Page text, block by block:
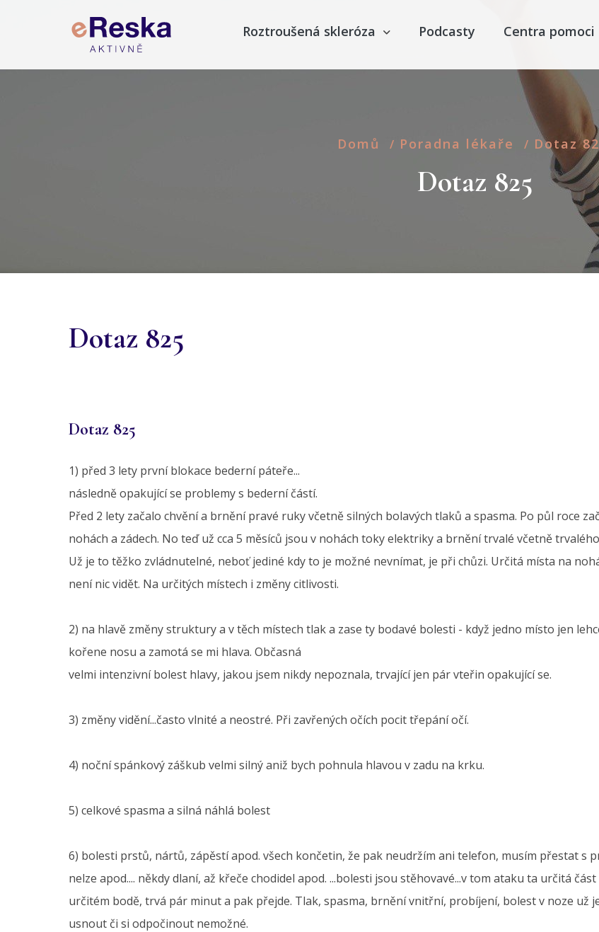
Roztroušená skleróza Podcasty Centra pomoci
Domů / Poradna lékaře / Dotaz
Dotaz 825
Dotaz 825
Dotaz 825
1) před 3 lety první blokace bederní páteře...
následně opakující se problemy s bederní částí.
Před 2 lety začalo chvění a brnění pravé ruky včetně silných bolavých tlaků a spasma. Po půl roce
nohách a zádech. No teď už cca 5 měsíců jsou v nohách toky elektriky a brnění trvalé včetně
Už je to těžko zvládnutelné, neboť jediné kdy to je možné nevnímat, je při chůzi. Určitá místa na
není nic vidět. Na určitých místech i změny citlivosti.
2) na hlavě změny struktury a v těch místech tlak a zase ty bodavé bolesti - když jedno místo jen
kořene nosu a zamotá se mi hlava. Občasná
velmi intenzivní bolest hlavy, jakou jsem nikdy nepoznala, trvající jen pár vteřin opakující se.
3) změny vidění...často vlnité a neostré. Při zavřených očích pocit třepání očí.
4) noční spánkový záškub velmi silný aniž bych pohnula hlavou v zadu na krku.
5) celkové spasma a silná náhlá bolest
6) bolesti prstů, nártů, zápěstí apod. všech končetin, že pak neudržím ani telefon, musím přestat s
nelze apod.... někdy dlaní, až křeče chodidel apod. ...bolesti jsou stěhovavé...v tom ataku ta určitá
určitém bodě, trvá pár minut a pak přejde. Tlak, spasma, brnění vnitřní, probíjení, bolest v noze už
usnout či si odpočinout nemožné.